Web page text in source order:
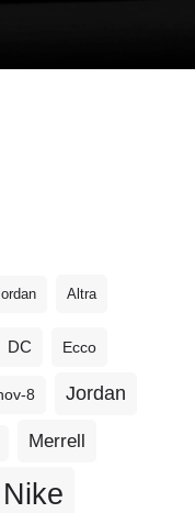
Altra
DC Ecco
8 Jordan
Merrell
Nike